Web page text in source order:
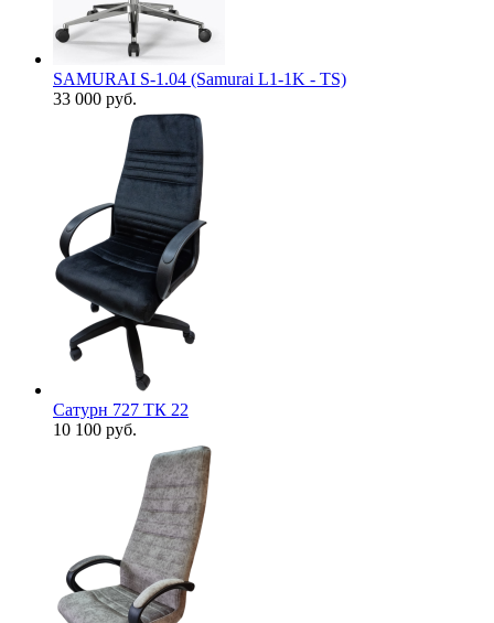
SAMURAI S-1.04 (Samurai L1-1K - TS)
33 000 руб.
Сатурн 727 ТК 22
10 100 руб.